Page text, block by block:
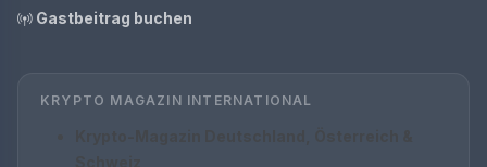
Gastbeitrag buchen
KRYPTO MAGAZIN INTERNATIONAL